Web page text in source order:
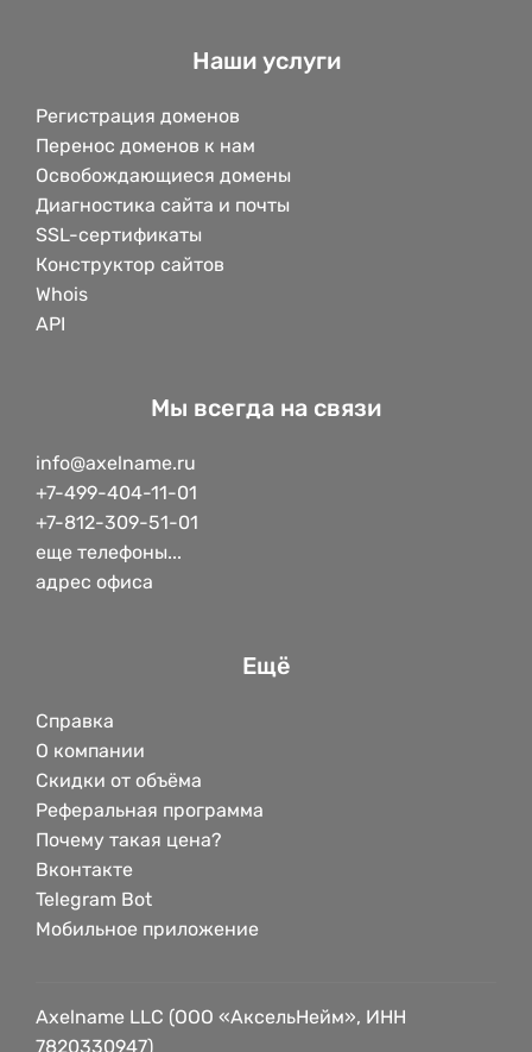
Наши услуги
Регистрация доменов
Перенос доменов к нам
Освобождающиеся домены
Диагностика сайта и почты
SSL-сертификаты
Конструктор сайтов
Whois
API
Мы всегда на связи
info@axelname.ru
+7-499-404-11-01
+7-812-309-51-01
еще телефоны...
адрес офиса
Ещё
Справка
О компании
Скидки от объёма
Реферальная программа
Почему такая цена?
Вконтакте
Telegram Bot
Мобильное приложение
Axelname LLC (ООО «АксельНейм», ИНН
7820330947)